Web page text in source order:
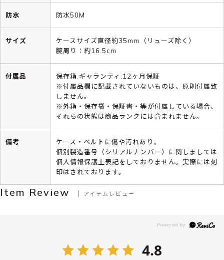
防水 防水50M
サイズ
ケースサイズ直径約35mm（リューズ除く）
腕周り：約16.5cm
付属品
保存箱,ギャランティ,12ヶ月保証
※付属品欄に記載されていないものは、原則付属致
しません。
※外箱・保存袋・保証書・等が付属している場合、
それらの状態は商品ランクには含まれません。
備考
ケース・ベルトに傷や汚れあり。
個別製造番号（シリアルナンバー）に関しましては
個人情報保護上表記をしておりません。実際には刻
印はされております。
Item Review アイテムレビュー
4.8